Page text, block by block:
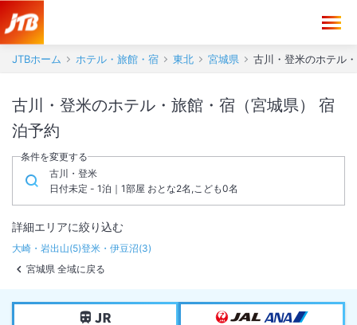
JTBホーム ホテル・旅館・宿 東北 宮城県 古川・登米のホテル
古川・登米のホテル・旅館・宿（宮城県） 宿
泊予約
条件を変更する
古川・登米
日付未定 - 1泊｜1部屋 おとな2名,こども0名
詳細エリアに絞り込む
大崎・岩出山(5)登米・伊豆沼(3)
宮城県 全域に戻る